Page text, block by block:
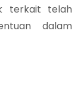
terkait telah
dalam